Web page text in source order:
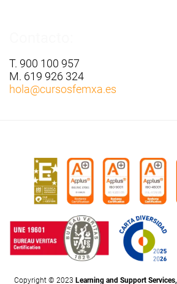
T. 900 100 957
M. 619 926 324
hola@cursosfemxa.es
Copyright © 2023 Learning and Support